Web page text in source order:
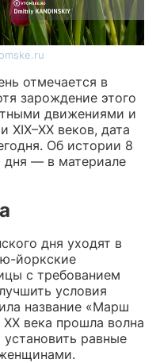
отмечается в
зарождение этого
движениями и
веков, дата
Об истории 8
дня — в материале
дня уходят в
йоркские
с требованием
условия
название «Марш
века прошла волна
равные